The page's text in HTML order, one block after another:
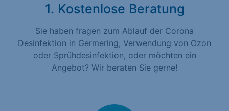
1. Kostenlose Beratung
Sie haben fragen zum Ablauf der Corona
Desinfektion in Germering, Verwendung von Ozon
oder Sprühdesinfektion, oder möchten ein
Angebot? Wir beraten Sie gerne!